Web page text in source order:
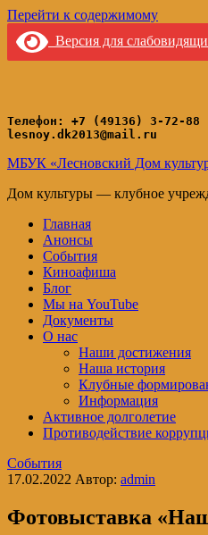
Перейти к содержимому
Версия для
Телефон: +7 (49136) 3-72-88
lesnoy.dk2013@mail.ru
МБУК «Лесновский Дом
Дом культуры — клубное
Главная
Анонсы
События
Киноафиша
Блог
Мы на YouTube
Документы
О нас
Наши достижения
Наша история
Клубные
Информация
Активное долголетие
Противодействие
События
17.02.2022 Автор: admin
Фотовыставка